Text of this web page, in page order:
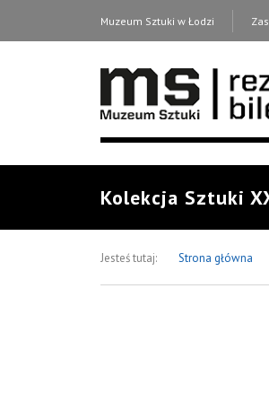
Muzeum Sztuki w Łodzi
Kolekcja Sztuki
Jesteś tutaj: Strona główna